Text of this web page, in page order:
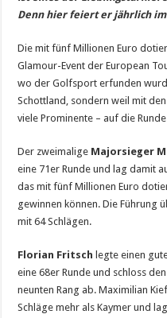
Denn hier feiert er jährlich
Die mit fünf Millionen Euro
Glamour-Event der European
wo der Golfsport erfunden
Schottland, sondern weil mit
viele Prominente – auf die
Der zweimalige Majorsieger
eine 71er Runde und lag damit
das mit fünf Millionen Euro
gewinnen können. Die Führung
mit 64 Schlägen.
Florian Fritsch legte einen
eine 68er Runde und schloss
neunten Rang ab. Maximilian
Schläge mehr als Kaymer und